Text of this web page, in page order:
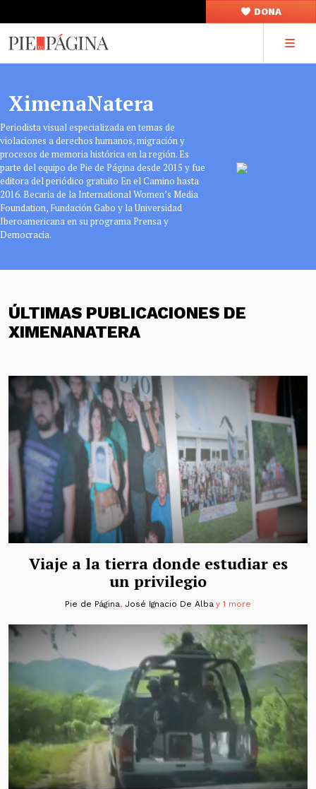
DONA
XimenaNatera
Periodista visual especializada en temas de
violaciones a derechos humanos, migración y
procesos de memoria histórica en la región. Es
parte del equipo de Pie de Página desde 2015 y fue
editora del periódico gratuito En el Camino hasta
2016. Becaria de la International Women’s Media
Foundation, Fundación Gabo y la Universidad
Iberoamericana en su programa Prensa y
Democracia.
ÚLTIMAS PUBLICACIONES DE
XIMENANATERA
Viaje a la tierra donde estudiar es
un privilegio
Pie de Página, José Ignacio De Alba y 1 more